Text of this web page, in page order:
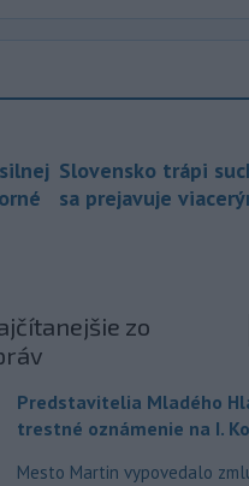
Slovensko trápi
sa prejavuje
zo
Predstavitelia Mladého
trestné oznámenie na I.
Mesto Martin vypovedalo